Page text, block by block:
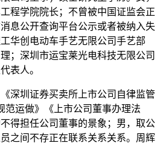
程学院院长；不曾被中国证监会正
息公开查询平台公示或者被纳入失
华创电动车手艺无限公司手艺部
；深圳市运宝莱光电科技无限公司
表人。
圳证券买卖所上市公司自律监管
运做》《上市公司董事办理法
得担任公司董事的景象；男，取公
之间不存正在联系关系关系。周辉